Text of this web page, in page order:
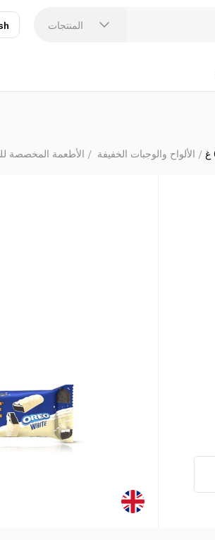
المنتجات
الأطعمة المخصصة الألواح والوجبات الخفيفة